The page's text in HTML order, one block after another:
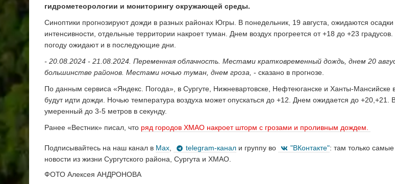
гидрометеорологии и мониторингу окружающей среды.
Синоптики прогнозируют дожди в разных районах Югры. В понедельник, 19 августа, ожидаются
интенсивности, отдельные территории накроет туман. Днем воздух прогреется от +18 до +23
погоду ожидают и в последующие дни.
- 20.08.2024 - 21.08.2024. Переменная облачность. Местами кратковременный дождь, днем 20
большинстве районов. Местами ночью туман, днем гроза, - сказано в прогнозе.
По данным сервиса «Яндекс. Погода», в Сургуте, Нижневартовске, Нефтеюганске и Ханты-Мансийске
будут идти дожди. Ночью температура воздуха может опускаться до +12. Днем ожидается до +20,+21.
умеренный до 3-5 метров в секунду.
Ранее «Вестник» писал, что ряд городов ХМАО накроет шторм с грозами и проливным дождем.
Подписывайтесь на наш канал в Max telegram-канал и группу во "ВКонтакте": там только
новости из жизни Сургутского района, Сургута и ХМАО.
ФОТО Алексея АНДРОНОВА